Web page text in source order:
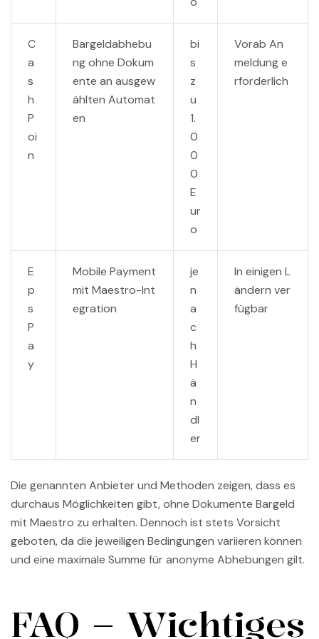
C
a
s
h
P
oi
n
Bargeldabhebu
ng ohne Dokum
ente an ausgew
ählten Automat
en
bi
s
z
u
1.
0
0
0
E
ur
o
Vorab An
meldung e
rforderlich
E
p
s
P
a
y
Mobile Payment
mit Maestro-Int
egration
je
n
a
c
h
H
ä
n
dl
er
In einigen L
ändern ver
fügbar
Die genannten Anbieter und Methoden zeigen, dass es
durchaus Möglichkeiten gibt, ohne Dokumente Bargeld
mit Maestro zu erhalten. Dennoch ist stets Vorsicht
geboten, da die jeweiligen Bedingungen variieren können
und eine maximale Summe für anonyme Abhebungen gilt.
FAQ – Wichtiges